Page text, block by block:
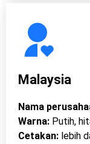
Malaysia
Nama
Warna:Putih,
Cetakan: lebih